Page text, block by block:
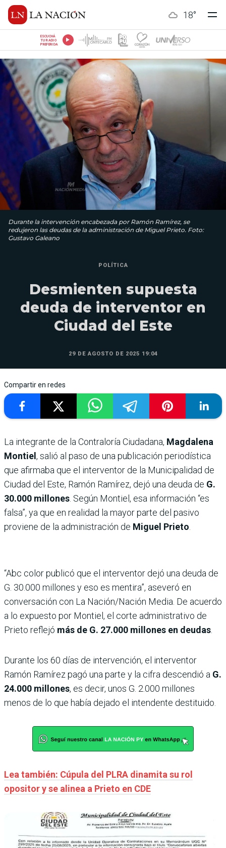
18°
ESCUCHÁ
TU RADIO
PREFERIDA
Durante la intervención encabezada por Ramón Ramírez, se
redujeron las deudas de la administración de Miguel Prieto. Foto:
Gustavo Galeano
POLÍTICA
Desmienten supuesta
deuda de interventor en
Ciudad del Este
29 DE AGOSTO DE 2025 19:04
Compartir en redes
La integrante de la Contraloría Ciudadana, Magdalena
Montiel , salió al paso de una publicación periodística
que afirmaba que el interventor de la Municipalidad de
Ciudad del Este, Ramón Ramírez, dejó una deuda de G.
30.000 millones. Según Montiel, esa información “es
falsa”, ya que en realidad la mayor parte del pasivo
proviene de la administración de Miguel Prieto.
“Abc color publicó que el interventor dejó una deuda de
G. 30.000 millones y eso es mentira”, aseveró en
conversación con La Nación/Nación Media. De acuerdo
a lo expuesto por Montiel, el corte administrativo de
Prieto reflejó más de G. 27.000 millones en deudas.
Durante los 60 días de intervención, el interventor
Ramón Ramírez pagó una parte y la cifra descendió a G.
24.000 millones, es decir, unos G. 2.000 millones
menos de lo que había dejado el intendente destituido.
Lea también: Cúpula del PLRA dinamita su rol
opositor y se alinea a Prieto en CDE